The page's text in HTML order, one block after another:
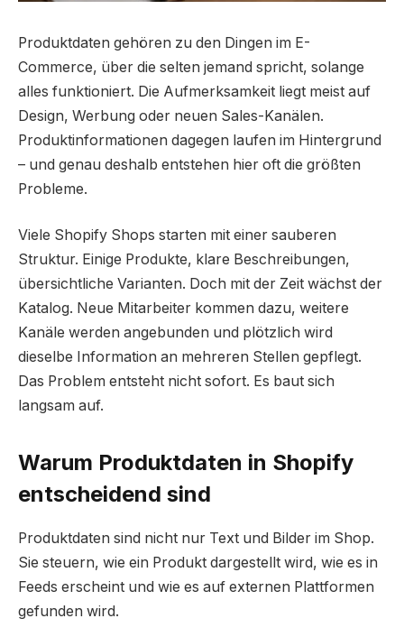
Produktdaten gehören zu den Dingen im E-
Commerce, über die selten jemand spricht, solange
alles funktioniert. Die Aufmerksamkeit liegt meist auf
Design, Werbung oder neuen Sales-Kanälen.
Produktinformationen dagegen laufen im Hintergrund
– und genau deshalb entstehen hier oft die größten
Probleme.
Viele Shopify Shops starten mit einer sauberen
Struktur. Einige Produkte, klare Beschreibungen,
übersichtliche Varianten. Doch mit der Zeit wächst der
Katalog. Neue Mitarbeiter kommen dazu, weitere
Kanäle werden angebunden und plötzlich wird
dieselbe Information an mehreren Stellen gepflegt.
Das Problem entsteht nicht sofort. Es baut sich
langsam auf.
Warum Produktdaten in Shopify
entscheidend sind
Produktdaten sind nicht nur Text und Bilder im Shop.
Sie steuern, wie ein Produkt dargestellt wird, wie es in
Feeds erscheint und wie es auf externen Plattformen
gefunden wird.